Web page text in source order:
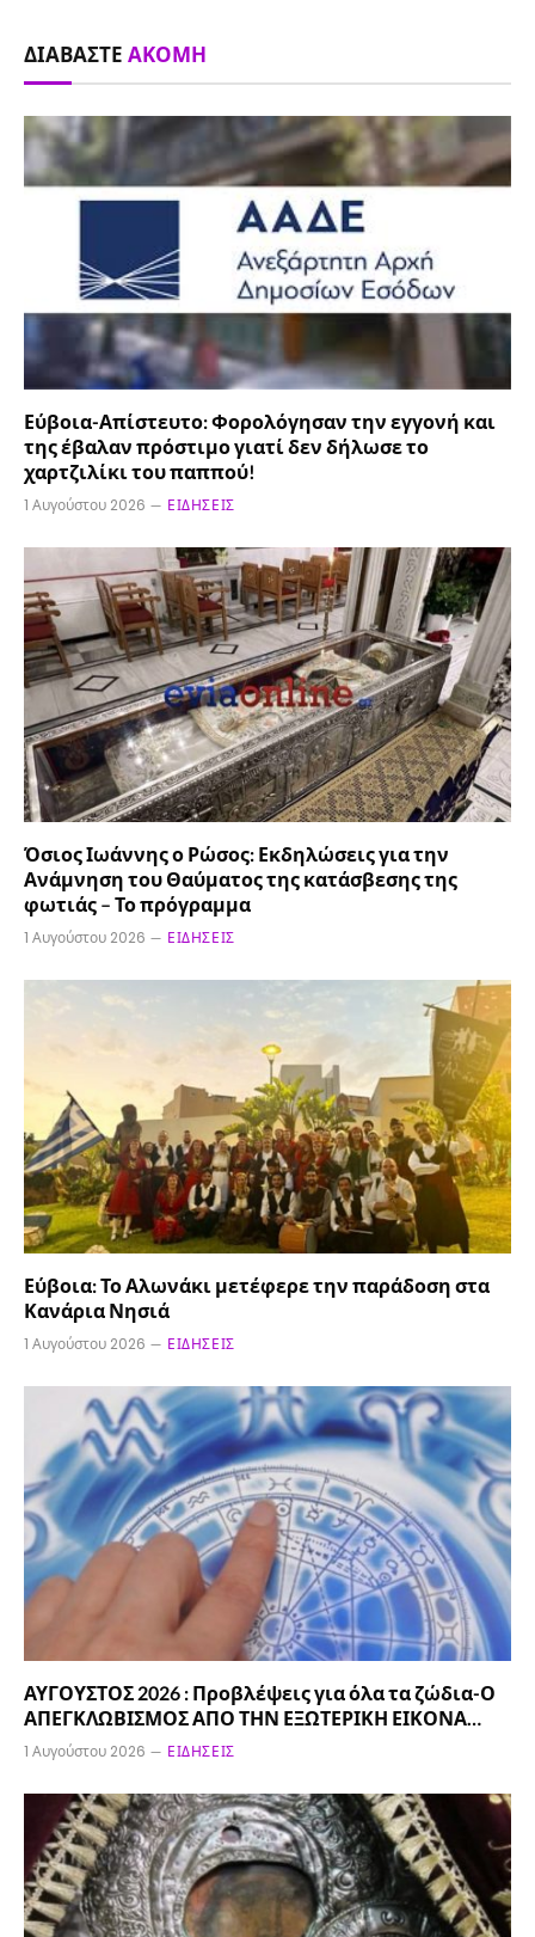
ΔΙΑΒΆΣΤΕ ΑΚΌΜΗ
Εύβοια-Απίστευτο: Φορολόγησαν την εγγονή και
της έβαλαν πρόστιμο γιατί δεν δήλωσε το
χαρτζιλίκι του παππού!
1 Αυγούστου 2026 ΕΙΔΉΣΕΙΣ
Όσιος Ιωάννης ο Ρώσος: Εκδηλώσεις για την
Ανάμνηση του Θαύματος της κατάσβεσης της
φωτιάς – Το πρόγραμμα
1 Αυγούστου 2026 ΕΙΔΉΣΕΙΣ
Εύβοια: Το Αλωνάκι μετέφερε την παράδοση στα
Κανάρια Νησιά
1 Αυγούστου 2026 ΕΙΔΉΣΕΙΣ
ΑΥΓΟΥΣΤΟΣ 2026 : Προβλέψεις για όλα τα ζώδια-Ο
ΑΠΕΓΚΛΩΒΙΣΜΟΣ ΑΠΟ ΤΗΝ ΕΞΩΤΕΡΙΚΗ ΕΙΚΟΝΑ…
1 Αυγούστου 2026 ΕΙΔΉΣΕΙΣ